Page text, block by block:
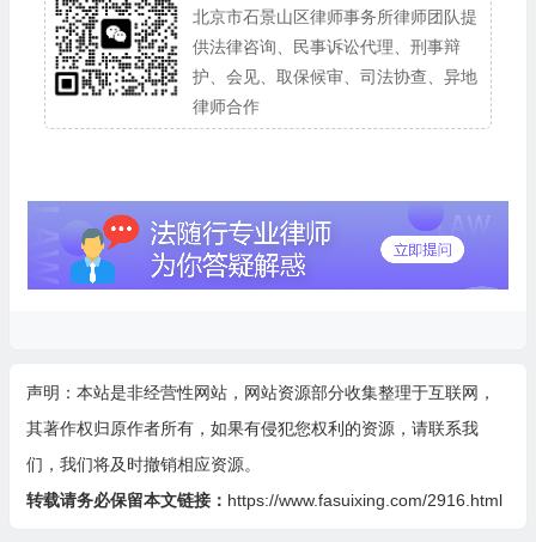
北京市石景山区律师事务所律师团队提
供法律咨询、民事诉讼代理、刑事辩
护、会见、取保候审、司法协查、异地
律师合作
声明：本站是非经营性网站，网站资源部分收集整理于互联网，
其著作权归原作者所有，如果有侵犯您权利的资源，请联系我
们，我们将及时撤销相应资源。
转载请务必保留本文链接： https://www.fasuixing.com/2916.html